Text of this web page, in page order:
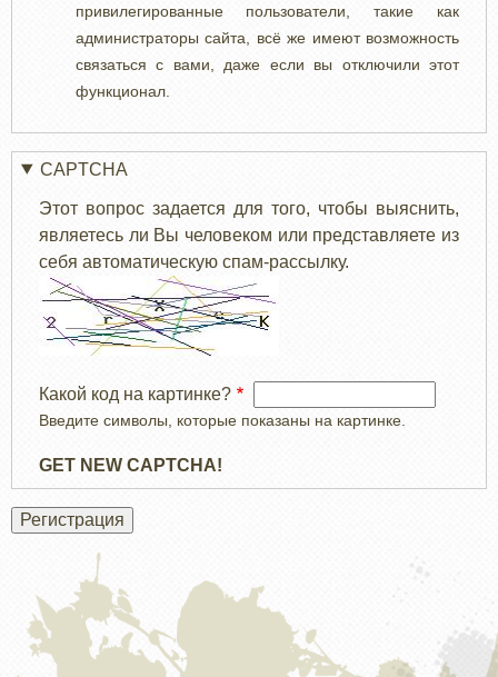
привилегированные пользователи, такие как
администраторы сайта, всё же имеют возможность
связаться с вами, даже если вы отключили этот
функционал.
CAPTCHA
Этот вопрос задается для того, чтобы выяснить,
являетесь ли Вы человеком или представляете из
себя автоматическую спам-рассылку.
Какой код на картинке?
Введите символы, которые показаны на картинке.
GET NEW CAPTCHA!